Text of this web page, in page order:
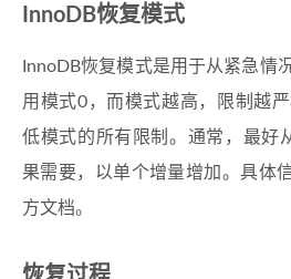
InnoDB恢复模式
InnoDB恢复模式是用于从紧急情
用模式0，而模式越高，限制越
低模式的所有限制。通常，最好
果需要，以单个增量增加。具体
方文档。